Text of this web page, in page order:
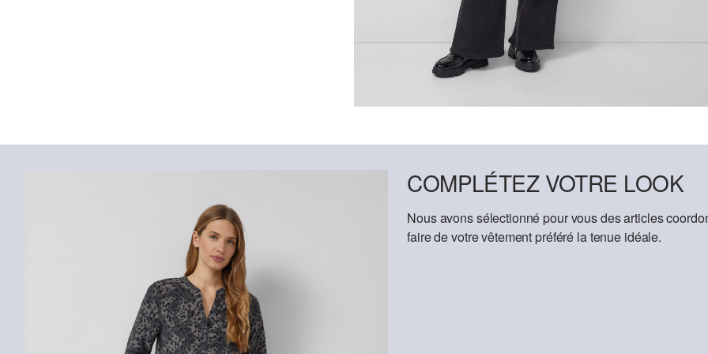
COMPLÉTEZ VOTRE LOOK
Nous avons sélectionné pour vous des articles
faire de votre vêtement préféré la tenue idéale.